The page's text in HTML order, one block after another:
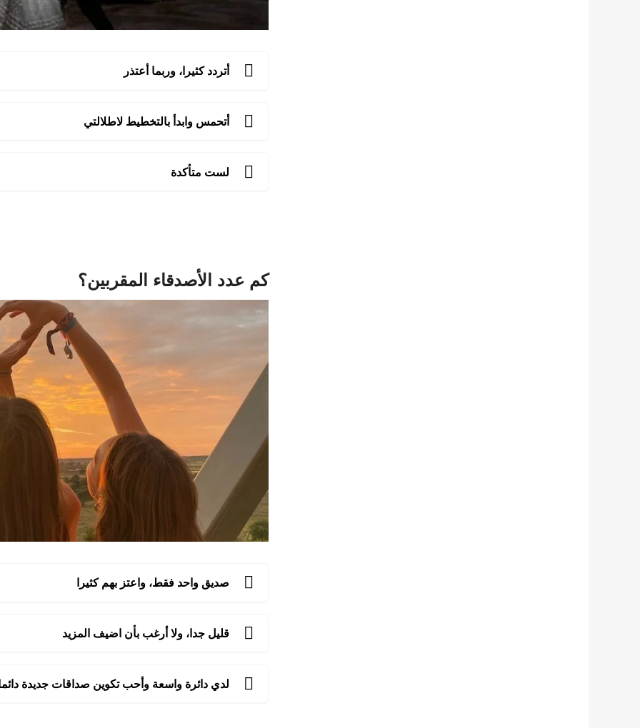
أتردد كثيرا، وربما أعتذر
أتحمس وابدأ بالتخطيط لاطلالتي
لست متأكدة
كم عدد الأصدقاء المقربين؟
صديق واحد فقط، واعتز بهم كثيرا
قليل جدا، ولا أرغب بأن اضيف المزيد
لدي دائرة واسعة وأحب تكوين صداقات جديدة